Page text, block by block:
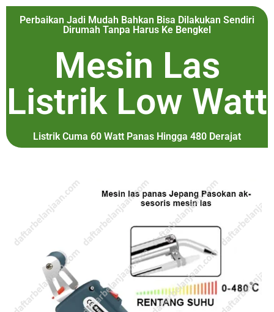
Perbaikan Jadi Mudah Bahkan Bisa Dilakukan Sendiri
Dirumah Tanpa Harus Ke Bengkel
Mesin Las
Listrik Low Watt
Listrik Cuma 60 Watt Panas Hingga 480 Derajat